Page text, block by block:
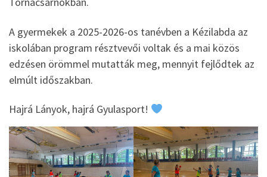
A gyermekek a 2025-2026-os tanévben a Kézilabda az
iskolában program résztvevői voltak és a mai közös
edzésen örömmel mutatták meg, mennyit fejlődtek az
elmúlt időszakban.
Hajrá Lányok, hajrá Gyulasport!